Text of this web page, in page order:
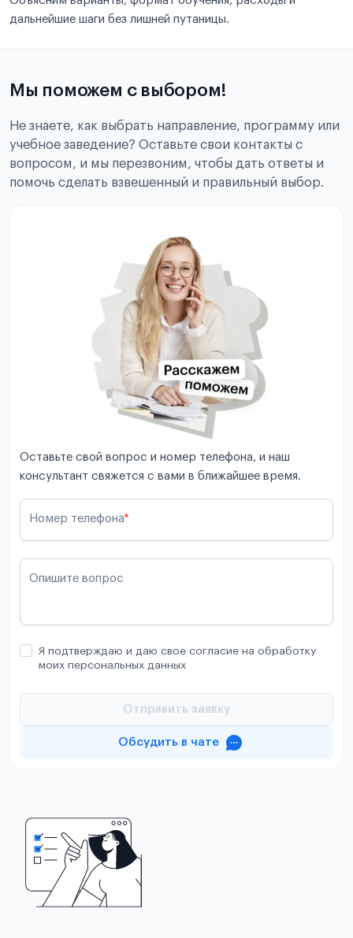
дальнейшие шаги без лишней путаницы.
Мы поможем с выбором!
Не знаете, как выбрать направление, программу или
учебное заведение? Оставьте свои контакты с
вопросом, и мы перезвоним, чтобы дать ответы и
помочь сделать взвешенный и правильный выбор.
Оставьте свой вопрос и номер телефона, и наш
консультант свяжется с вами в ближайшее время.
Номер телефона*
Опишите вопрос
Я подтверждаю и даю свое согласие на обработку
моих персональных данных
Отправить заявку
Обсудить в чате